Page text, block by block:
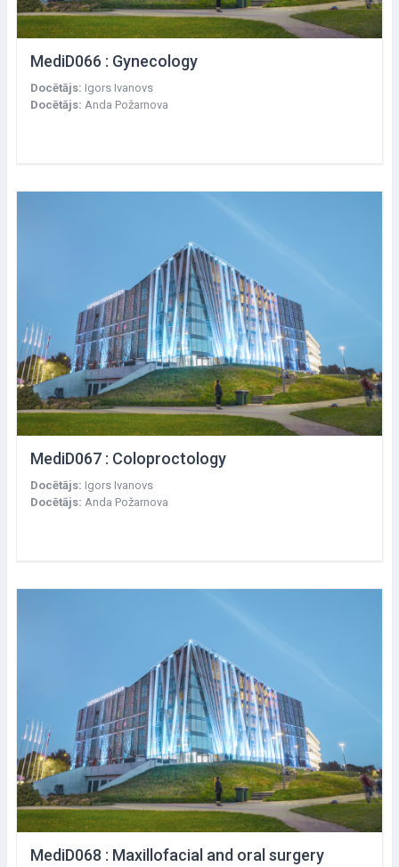
MediD066 : Gynecology
Docētājs: Igors Ivanovs
Docētājs: Anda Požarnova
MediD067 : Coloproctology
Docētājs: Igors Ivanovs
Docētājs: Anda Požarnova
MediD068 : Maxillofacial and oral surgery